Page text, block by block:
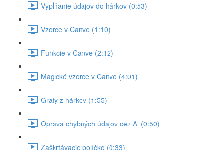
Vypĺňanie údajov do hárkov (0:53)
Vzorce v Canve (1:10)
Funkcie v Canve (2:12)
Magické vzorce v Canve (4:01)
Grafy z hárkov (1:55)
Oprava chybných údajov cez AI (0:50)
Zaškrtávacie políčko (0:33)